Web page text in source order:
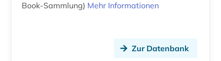
barßel (1)
Book-Sammlung) Mehr Informationen
Zur Datenbank